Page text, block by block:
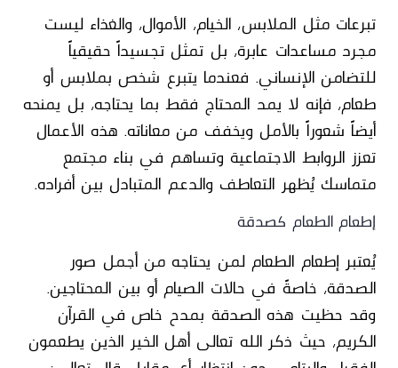
تبرعات مثل الملابس، الخيام، الأموال، والغذاء ليست
مجرد مساعدات عابرة، بل تمثل تجسيداً حقيقياً
للتضامن الإنساني. فعندما يتبرع شخص بملابس أو
طعام، فإنه لا يمد المحتاج فقط بما يحتاجه، بل يمنحه
أيضاً شعوراً بالأمل ويخفف من معاناته. هذه الأعمال
تعزز الروابط الاجتماعية وتساهم في بناء مجتمع
متماسك يُظهر التعاطف والدعم المتبادل بين أفراده.
إطعام الطعام كصدقة
يُعتبر إطعام الطعام لمن يحتاجه من أجمل صور
الصدقة، خاصةً في حالات الصيام أو بين المحتاجين.
وقد حظيت هذه الصدقة بمدح خاص في القرآن
الكريم، حيث ذكر الله تعالى أهل الخير الذين يطعمون